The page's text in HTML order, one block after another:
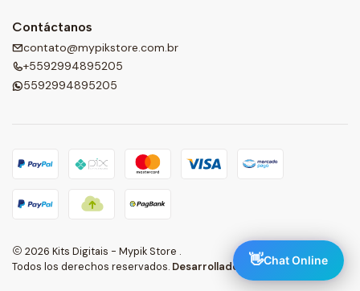
Contáctanos
contato@mypikstore.com.br
+5592994895205
5592994895205
2026 Kits Digitais - Mypik Store .
Todos los derechos reservados. Desarrollado por Jumpseller.
👋Chat Online